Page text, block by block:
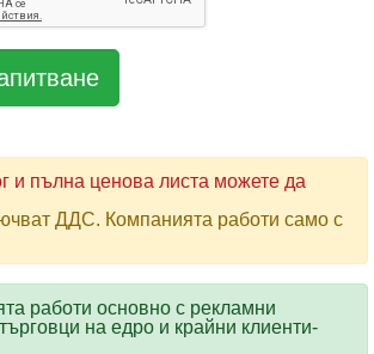
и пълна ценова листа можете да
ДДС. Компанията работи само с
работи основно с рекламни
на едро и крайни клиенти-